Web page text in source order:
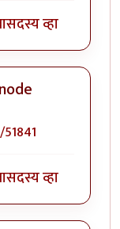
सदस्य व्हा
सदस्य व्हा